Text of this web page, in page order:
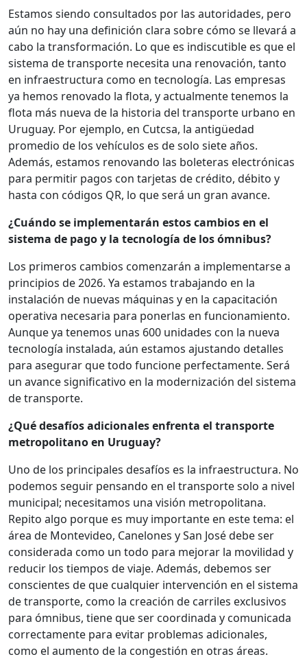
Estamos siendo consultados por las autoridades, pero
aún no hay una definición clara sobre cómo se llevará a
cabo la transformación. Lo que es indiscutible es que el
sistema de transporte necesita una renovación, tanto
en infraestructura como en tecnología. Las empresas
ya hemos renovado la flota, y actualmente tenemos la
flota más nueva de la historia del transporte urbano en
Uruguay. Por ejemplo, en Cutcsa, la antigüedad
promedio de los vehículos es de solo siete años.
Además, estamos renovando las boleteras electrónicas
para permitir pagos con tarjetas de crédito, débito y
hasta con códigos QR, lo que será un gran avance.
¿Cuándo se implementarán estos cambios en el
sistema de pago y la tecnología de los ómnibus?
Los primeros cambios comenzarán a implementarse a
principios de 2026. Ya estamos trabajando en la
instalación de nuevas máquinas y en la capacitación
operativa necesaria para ponerlas en funcionamiento.
Aunque ya tenemos unas 600 unidades con la nueva
tecnología instalada, aún estamos ajustando detalles
para asegurar que todo funcione perfectamente. Será
un avance significativo en la modernización del sistema
de transporte.
¿Qué desafíos adicionales enfrenta el transporte
metropolitano en Uruguay?
Uno de los principales desafíos es la infraestructura. No
podemos seguir pensando en el transporte solo a nivel
municipal; necesitamos una visión metropolitana.
Repito algo porque es muy importante en este tema: el
área de Montevideo, Canelones y San José debe ser
considerada como un todo para mejorar la movilidad y
reducir los tiempos de viaje. Además, debemos ser
conscientes de que cualquier intervención en el sistema
de transporte, como la creación de carriles exclusivos
para ómnibus, tiene que ser coordinada y comunicada
correctamente para evitar problemas adicionales,
como el aumento de la congestión en otras áreas.